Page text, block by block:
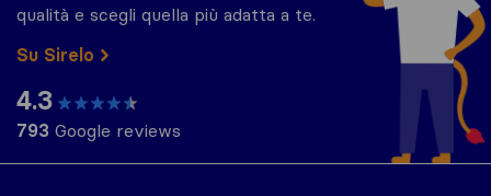
qualità e scegli quella più adatta a te.
Su Sirelo
4.3
793 Google reviews